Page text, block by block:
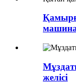
желісі